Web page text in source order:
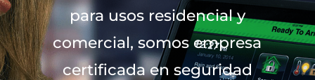
para usos residencial y
comercial, somos empresa
certificada en seguridad